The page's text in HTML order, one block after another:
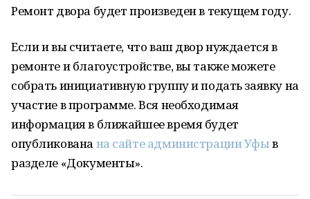
Ремонт двора будет произведен в текущем году.
Если и вы считаете, что ваш двор нуждается в
ремонте и благоустройстве, вы также можете
собрать инициативную группу и подать заявку на
участие в программе. Вся необходимая
информация в ближайшее время будет
опубликована на сайте администрации Уфыв
разделе «Документы».